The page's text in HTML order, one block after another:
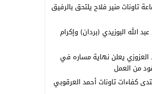
تاونات منير فلاح يلتحق بالرفيق
الله البوزيدي (بردان) وإكرام
العزوزي يعلن نهاية مساره في
من العمل
كفاءات تاونات أحمد العرقوبي